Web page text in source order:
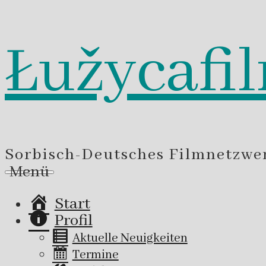
Zum
Inhalt
springen
Sorbisch-Deutsches
Menü
Start
Profil
Aktuelle Neuigkeiten
Termine